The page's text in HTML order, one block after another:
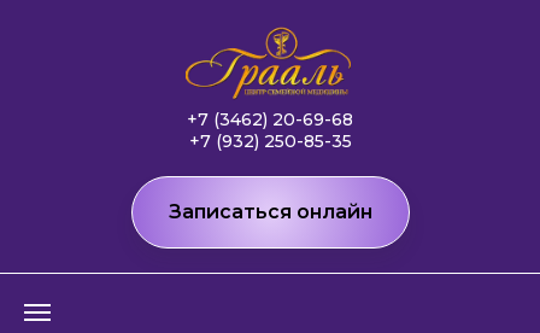
+7 (3462) 20-69-68
+7 (932) 250-85-35
Записаться онлайн